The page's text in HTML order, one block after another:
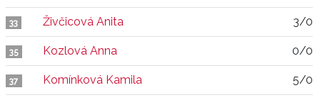
33 Živčicová Anita 3/0
35 Kozlová Anna 0/0
37 Komínková Kamila 5/0